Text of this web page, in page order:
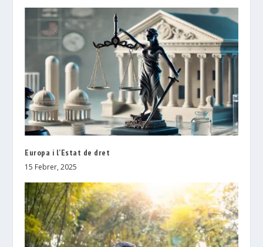
Europa i l’Estat de dret
15 Febrer, 2025